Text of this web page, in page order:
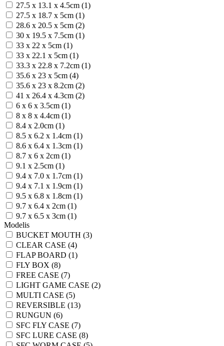
27.5 х 13.1 х 4.5cm (1)
27.5 х 18.7 х 5cm (1)
28.6 x 20.5 x 5cm (2)
30 x 19.5 x 7.5cm (1)
33 x 22 x 5cm (1)
33 x 22.1 x 5cm (1)
33.3 x 22.8 x 7.2cm (1)
35.6 x 23 x 5cm (4)
35.6 x 23 x 8.2cm (2)
41 x 26.4 x 4.3cm (2)
6 x 6 x 3.5cm (1)
8 x 8 x 4.4cm (1)
8.4 x 2.0cm (1)
8.5 x 6.2 x 1.4cm (1)
8.6 x 6.4 x 1.3cm (1)
8.7 x 6 x 2cm (1)
9.1 x 2.5cm (1)
9.4 x 7.0 x 1.7cm (1)
9.4 x 7.1 x 1.9cm (1)
9.5 x 6.8 x 1.8cm (1)
9.7 x 6.4 x 2cm (1)
9.7 x 6.5 x 3cm (1)
Modelis
BUCKET MOUTH (3)
CLEAR CASE (4)
FLAP BOARD (1)
FLY BOX (8)
FREE CASE (7)
LIGHT GAME CASE (2)
MULTI CASE (5)
REVERSIBLE (13)
RUNGUN (6)
SFC FLY CASE (7)
SFC LURE CASE (8)